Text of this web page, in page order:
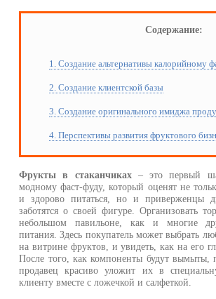
Содержание:
1. Создание альтернативы калорийному
2. Создание клиентской базы
3. Создание оригинального имиджа
4. Перспективы развития фруктового
Фрукты в стаканчиках– это первый
модному фаст-фуду, который оценят не
и здорово питаться, но и приверженцы
заботятся о своей фигуре. Организовать
небольшом павильоне, как и многие
питания. Здесь покупатель может выбрать
на витрине фруктов, и увидеть, как на его
После того, как компоненты будут
продавец красиво уложит их в
клиенту вместе с ложечкой и салфеткой.